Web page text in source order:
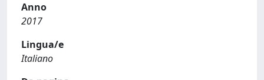
Anno
2017
Lingua/e
Italiano